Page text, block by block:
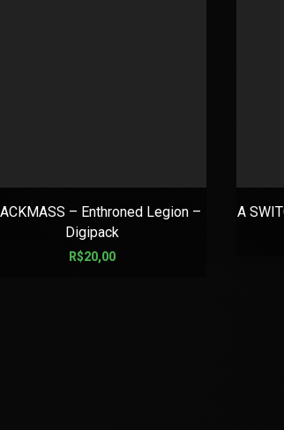
– Enthroned Legion –
Digipack
R$20,00
A